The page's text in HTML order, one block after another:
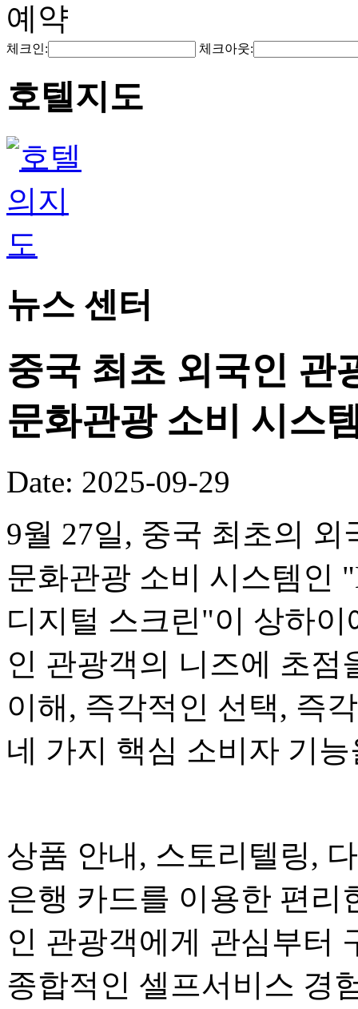
예약
체크인: 체크아웃:
호텔지도
뉴스 센터
중국 최초 외국인 관
문화관광 소비 시스
Date: 2025-09-29
9월 27일, 중국 최초의
문화관광 소비 시스템인
디지털 스크린"이 상하
인 관광객의 니즈에 초
이해, 즉각적인 선택, 즉
네 가지 핵심 소비자 기
상품 안내, 스토리텔링,
은행 카드를 이용한 편리
인 관광객에게 관심부터
종합적인 셀프서비스 경